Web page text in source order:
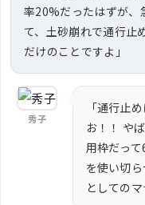
率20%だったはずが、
て、土砂崩れで通行
だけのことですよ」
秀子
「通行止
お！！ や
用枠だっ
を使い切
としてのマ